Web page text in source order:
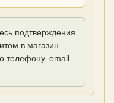
подтверждения
в магазин.
телефону, email